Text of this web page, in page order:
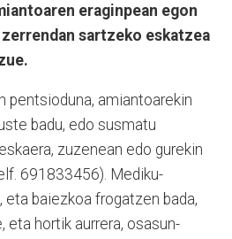
eraginpean egon
sartzeko eskatzea
pentsioduna, amiantoarekin
badu, edo susmatu
zuzenean edo gurekin
691833456). Mediku-
baiezkoa frogatzen bada,
eta hortik aurrera, osasun-